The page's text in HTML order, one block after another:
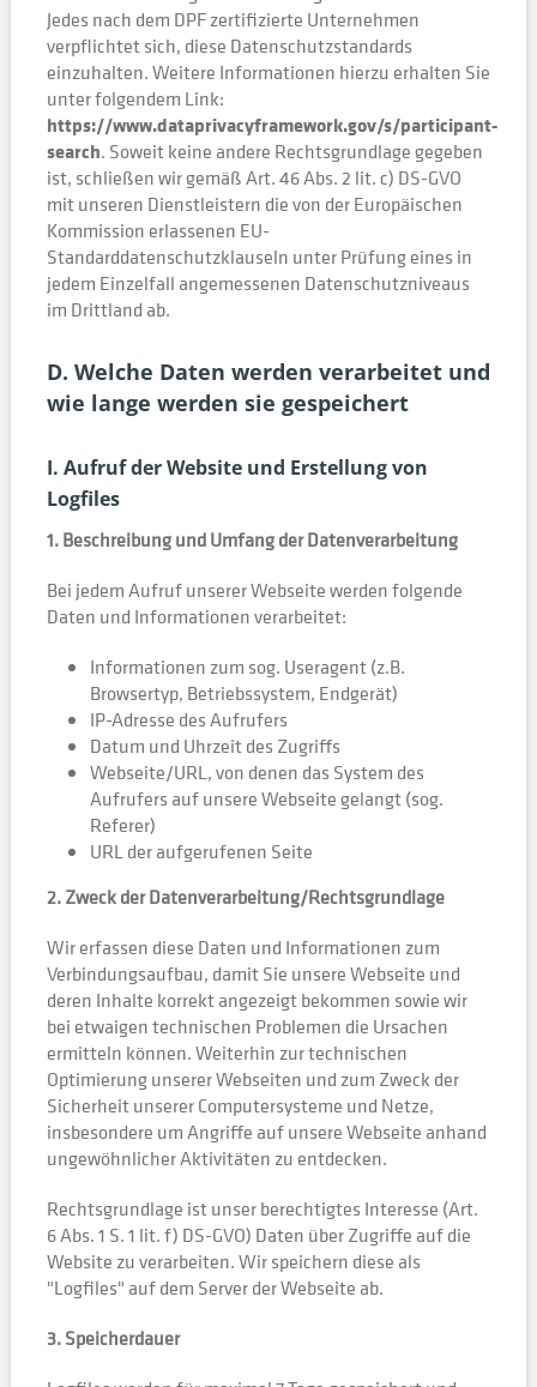
Jedes nach dem DPF zertifizierte Unternehmen
verpflichtet sich, diese Datenschutzstandards
einzuhalten. Weitere Informationen hierzu erhalten Sie
unter folgendem Link:
https://www.dataprivacyframework.gov/s/participant-
search. Soweit keine andere Rechtsgrundlage gegeben
ist, schließen wir gemäß Art. 46 Abs. 2 lit. c) DS-GVO
mit unseren Dienstleistern die von der Europäischen
Kommission erlassenen EU-
Standarddatenschutzklauseln unter Prüfung eines in
jedem Einzelfall angemessenen Datenschutzniveaus
im Drittland ab.
D. Welche Daten werden verarbeitet und
wie lange werden sie gespeichert
I. Aufruf der Website und Erstellung von
Logfiles
1. Beschreibung und Umfang der Datenverarbeitung
Bei jedem Aufruf unserer Webseite werden folgende
Daten und Informationen verarbeitet:
Informationen zum sog. Useragent (z.B.
Browsertyp, Betriebssystem, Endgerät)
IP-Adresse des Aufrufers
Datum und Uhrzeit des Zugriffs
Webseite/URL, von denen das System des
Aufrufers auf unsere Webseite gelangt (sog.
Referer)
URL der aufgerufenen Seite
2. Zweck der Datenverarbeitung/Rechtsgrundlage
Wir erfassen diese Daten und Informationen zum
Verbindungsaufbau, damit Sie unsere Webseite und
deren Inhalte korrekt angezeigt bekommen sowie wir
bei etwaigen technischen Problemen die Ursachen
ermitteln können. Weiterhin zur technischen
Optimierung unserer Webseiten und zum Zweck der
Sicherheit unserer Computersysteme und Netze,
insbesondere um Angriffe auf unsere Webseite anhand
ungewöhnlicher Aktivitäten zu entdecken.
Rechtsgrundlage ist unser berechtigtes Interesse (Art.
6 Abs. 1 S. 1 lit. f) DS-GVO) Daten über Zugriffe auf die
Website zu verarbeiten. Wir speichern diese als
"Logfiles" auf dem Server der Webseite ab.
3. Speicherdauer